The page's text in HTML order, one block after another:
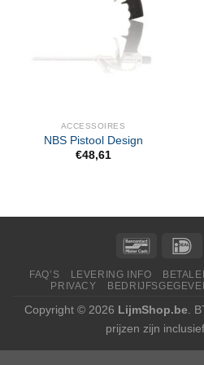
ACCESSOIRES
NBS Pistool Design
€48,61
FAQ’S LEVERING INFO
PRIVACY
Copyright © 2026 LijmShop.be .
prijzen zijn